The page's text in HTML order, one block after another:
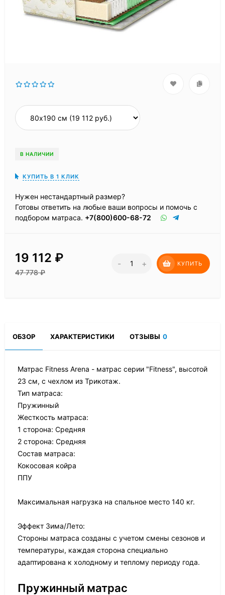
В НАЛИЧИИ
КУПИТЬ В 1 КЛИК
Нужен нестандартный размер?
Готовы ответить на любые ваши вопросы и помочь с
подбором матраса. +7(800)600-68-72
19 112 ₽
47 778₽
- + КУПИТЬ
ОБЗОР ХАРАКТЕРИСТИКИ ОТЗЫВЫ 0
Матрас Fitness Arena - матрас серии "Fitness", высотой
23 см, с чехлом из Трикотаж.
Тип матраса:
Пружинный
Жесткость матраса:
1 сторона: Средняя
2 сторона: Средняя
Состав матраса:
Кокосовая койра
ППУ
Максимальная нагрузка на спальное место 140 кг.
Эффект Зима/Лето:
Стороны матраса созданы с учетом смены сезонов и
температуры, каждая сторона специально
адаптирована к холодному и теплому периоду года.
Пружинный матрас